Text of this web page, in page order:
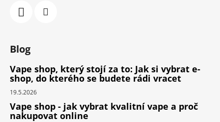
Blog
Vape shop, který stojí za to: Jak si vybrat e-
shop, do kterého se budete rádi vracet
19.5.2026
Vape shop - jak vybrat kvalitní vape a proč
nakupovat online